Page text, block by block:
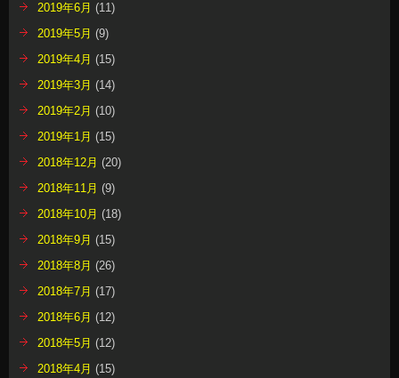
2019年6月 (11)
2019年5月 (9)
2019年4月 (15)
2019年3月 (14)
2019年2月 (10)
2019年1月 (15)
2018年12月 (20)
2018年11月 (9)
2018年10月 (18)
2018年9月 (15)
2018年8月 (26)
2018年7月 (17)
2018年6月 (12)
2018年5月 (12)
2018年4月 (15)